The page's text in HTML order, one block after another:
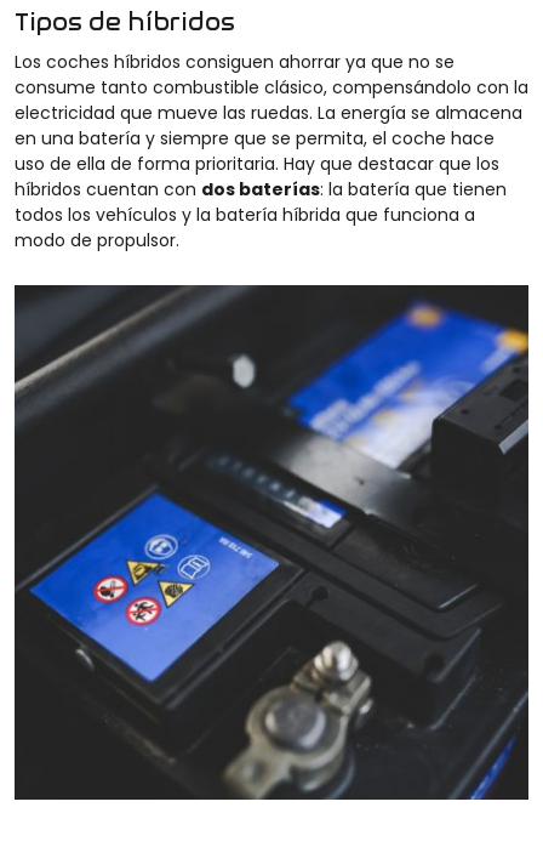
Tipos de híbridos
Los coches híbridos consiguen ahorrar ya que no se
consume tanto combustible clásico, compensándolo con la
electricidad que mueve las ruedas. La energía se almacena
en una batería y siempre que se permita, el coche hace
uso de ella de forma prioritaria. Hay que destacar que los
híbridos cuentan con dos baterías: la batería que tienen
todos los vehículos y la batería híbrida que funciona a
modo de propulsor.